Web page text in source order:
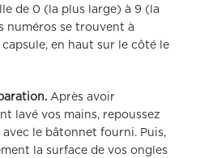
de 0 (la plus large) à 9 (la
numéros se trouvent à
en haut sur le côté le
Après avoir
lavé vos mains, repoussez
le bâtonnet fourni. Puis,
la surface de vos ongles